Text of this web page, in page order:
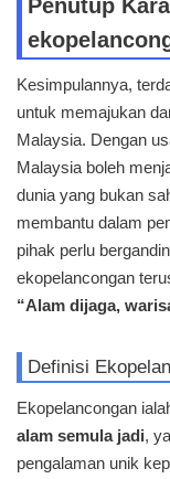
Penutup
Kesimpulannya,
untuk memajukan
Malaysia. Dengan
Malaysia boleh
dunia yang bukan
membantu dalam
pihak perlu
ekopelancongan
“Alam dijaga,
Definisi
Ekopelancongan
alam semula jadi,
pengalaman unik